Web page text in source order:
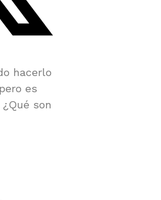
hacerlo
es
son